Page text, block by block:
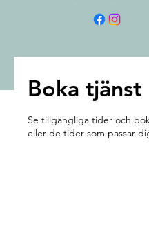
Boka tjänst
Se tillgängliga tider och
eller de tider som passar